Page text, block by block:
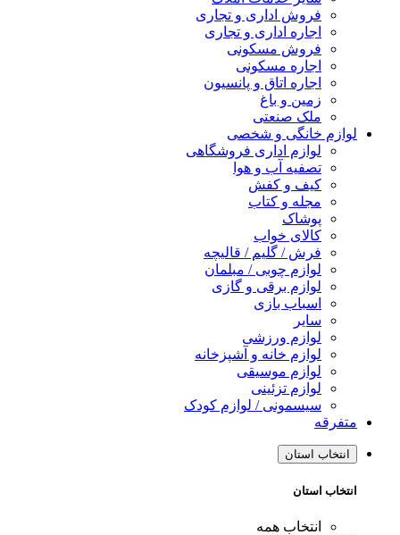
فروش اداری و تجاری
اجاره اداری و تجاری
فروش مسکونی
اجاره مسکونی
اجاره اتاق و پانسیون
زمین و باغ
ملک صنعتی
لوازم خانگی و شخصی
لوازم اداری فروشگاهی
تصفیه آب و هوا
کیف و کفش
مجله و کتاب
پوشاک
کالای خواب
فرش / گلیم / قالیچه
لوازم چوبی / مبلمان
لوازم برقی و گازی
اسباب بازی
سایر
لوازم ورزشی
لوازم خانه و آشپزخانه
لوازم موسیقی
لوازم تزئینی
سیسمونی / لوازم کودک
متفرقه
انتخاب استان
انتخاب استان
انتخاب همه